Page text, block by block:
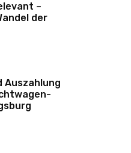
–
der
Auszahlung